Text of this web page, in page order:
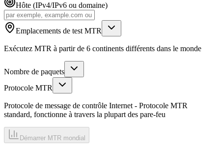
Hôte (IPv4/IPv6 ou domaine)
Emplacements de test MTR
Exécutez MTR à partir de 6 continents différents dans le monde
Nombre de paquets
Protocole MTR
Protocole de message de contrôle Internet - Protocole MTR
standard, fonctionne à travers la plupart des pare-feu
Démarrer MTR mondial